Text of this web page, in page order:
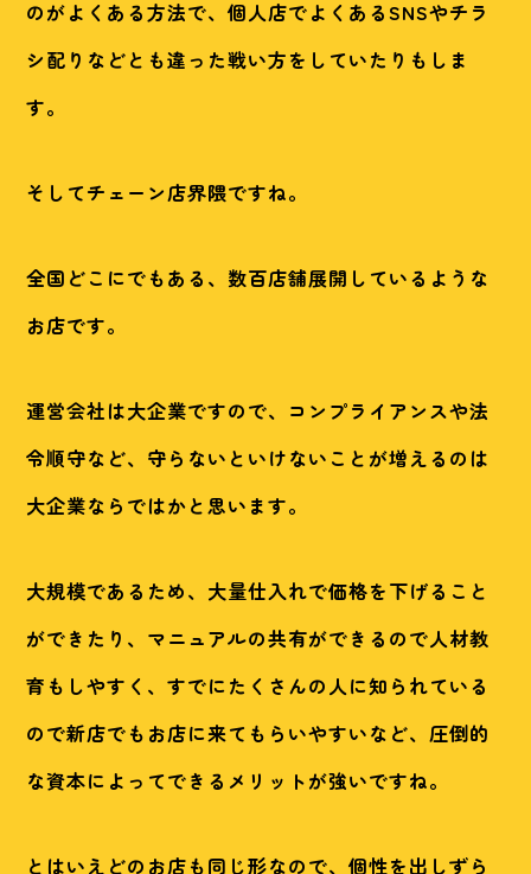
のがよくある方法で、個人店でよくあるSNSやチラ
シ配りなどとも違った戦い方をしていたりもしま
す。
そしてチェーン店界隈ですね。
全国どこにでもある、数百店舗展開しているような
お店です。
運営会社は大企業ですので、コンプライアンスや法
令順守など、守らないといけないことが増えるのは
大企業ならではかと思います。
大規模であるため、大量仕入れで価格を下げること
ができたり、マニュアルの共有ができるので人材教
育もしやすく、すでにたくさんの人に知られている
ので新店でもお店に来てもらいやすいなど、圧倒的
な資本によってできるメリットが強いですね。
とはいえどのお店も同じ形なので、個性を出しずら